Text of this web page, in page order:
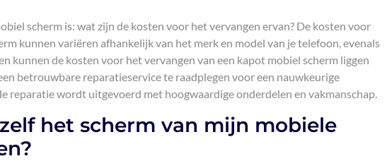
scherm is: wat zijn de kosten voor het vervangen ervan? De kosten voor
kunnen variëren afhankelijk van het merk en model van je telefoon, evenals
kunnen de kosten voor het vervangen van een kapot mobiel scherm liggen
betrouwbare reparatieservice te raadplegen voor een nauwkeurige
reparatie wordt uitgevoerd met hoogwaardige onderdelen en vakmanschap.
het scherm van mijn mobiele